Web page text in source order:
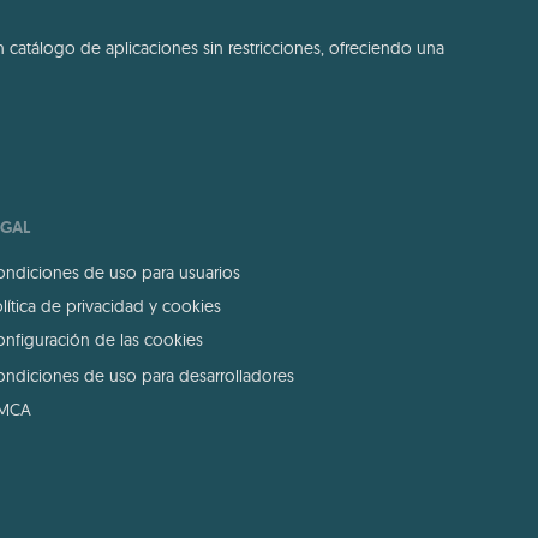
de aplicaciones sin restricciones, ofreciendo una
de uso para usuarios
de privacidad y cookies
de las cookies
de uso para desarrolladores